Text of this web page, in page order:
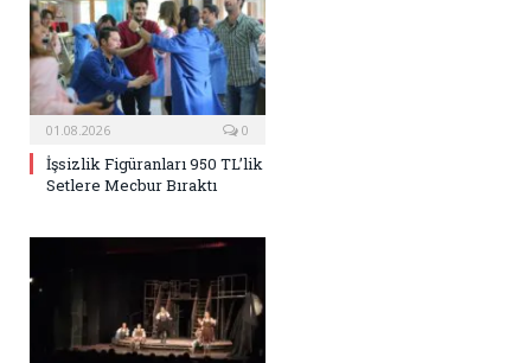
01.08.2026 0
İşsizlik Figüranları 950 TL’lik
Setlere Mecbur Bıraktı